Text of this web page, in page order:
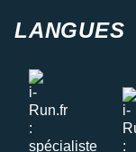
LANGUES